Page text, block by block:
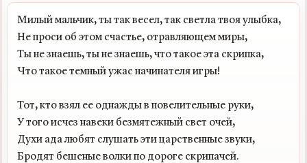
Милый мальчик, ты так весел, так светла твоя улыбка,
Не проси об этом счастье, отравляющем миры,
Ты не знаешь, ты не знаешь, что такое эта скрипка,
Что такое темный ужас начинателя игры!
Тот, кто взял ее однажды в повелительные руки,
У того исчез навеки безмятежный свет очей,
Духи ада любят слушать эти царственные звуки,
Бродят бешеные волки по дороге скрипачей.